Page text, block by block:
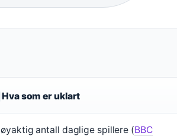
Hva som er uklart
antall daglige spillere (BBC